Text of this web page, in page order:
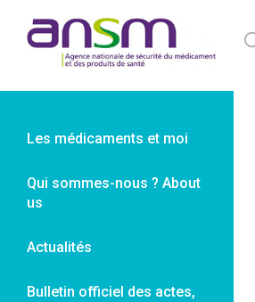
Les médicaments et moi
Qui sommes-nous ? About
us
Actualités
Bulletin officiel des actes,